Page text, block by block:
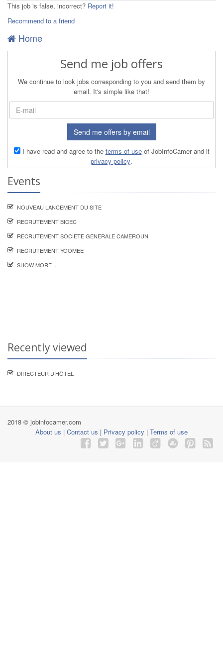
This job is false, incorrect? Report it!
Recommend to a friend
Home
Send me job offers
We continue to look jobs corresponding to you and send them by
email. It's simple like that!
Send me offers by email
I have read and agree to the terms of useof JobInfoCamer and it
privacy policy.
Events
NOUVEAU LANCEMENT DU SITE
RECRUTEMENT BICEC
RECRUTEMENT SOCIETE GENERALE CAMEROUN
RECRUTEMENT YOOMEE
SHOW MORE ...
Recently viewed
DIRECTEUR D’HÔTEL
2018 © jobinfocamer.com
About us | Contact us | Privacy policy | Terms of use